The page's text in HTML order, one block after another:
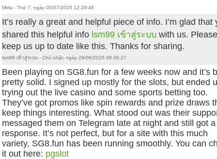
Mirta - Thứ 7, ngày 05/07/2025 12:29:48
It’s really a great and helpful piece of info. I’m glad that
shared this helpful info lsm99 เข้าสู่ระบบ with us.
keep us up to date like this. Thanks for sharing.
lsm99 เข้าสู่ระบบ - Chủ nhật, ngày 29/06/2025 09:36:27
Been playing on SG8.fun for a few weeks now and it’s
pretty solid. I signed up mostly for the slots, but ended
trying out the live casino and some sports betting too.
They’ve got promos like spin rewards and prize draws
keep things interesting. What stood out was their
messaged them on Telegram late at night and still got
response. It’s not perfect, but for a site with this much
variety, SG8.fun has been running smoothly. You can
it out here: pgslot